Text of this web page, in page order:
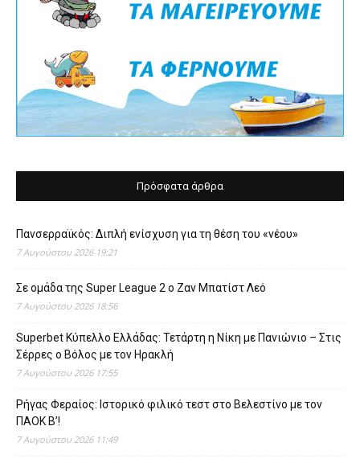
Πρόσφατα άρθρα
Πανσερραϊκός: Διπλή ενίσχυση για τη θέση του «νέου»
7 Αυγούστου 2026 19:21
Σε ομάδα της Super League 2 o Ζαν Μπατίστ Λεό
7 Αυγούστου 2026 18:56
Superbet Κύπελλο Ελλάδας: Τετάρτη η Νίκη με Πανιώνιο – Στις
Σέρρες ο Βόλος με τον Ηρακλή
7 Αυγούστου 2026 17:55
Ρήγας Φεραίος: Ιστορικό φιλικό τεστ στο Βελεστίνο με τον
ΠΑΟΚ Β’!
7 Αυγούστου 2026 11:49